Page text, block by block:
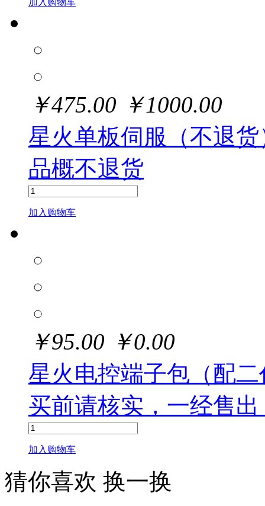
加入购物车
￥475.00 ￥1000.00
星火单板伺服（不退
品概不退货
加入购物车
￥95.00 ￥0.00
星火电控端子包（配
买前请核实，一经售
加入购物车
猜你喜欢 换一换